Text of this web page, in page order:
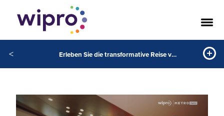
< Erleben Sie die transformative Reise von Metro und seinen Cloud-First-Ansatz